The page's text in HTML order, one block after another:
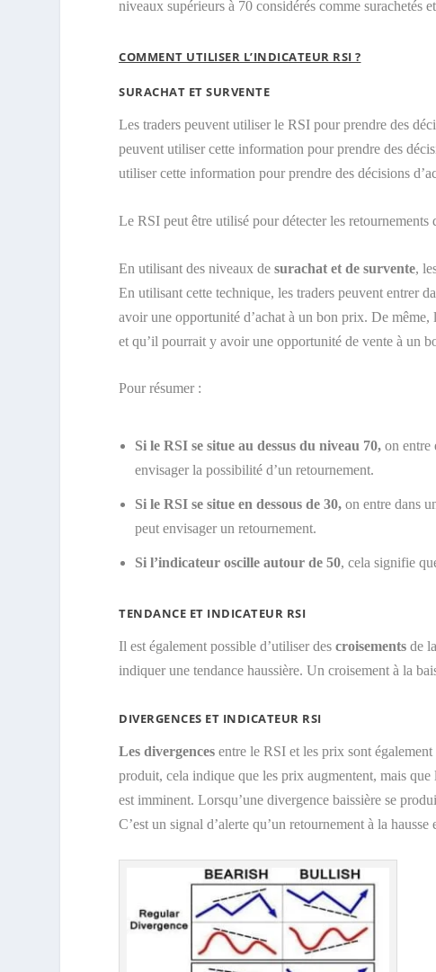
niveaux supérieurs à 70 considérés comme surachetés
COMMENT UTILISER L’INDICATEUR RSI ?
SURACHAT ET SURVENTE
Les traders peuvent utiliser le RSI pour prendre des
peuvent utiliser cette information pour prendre des
utiliser cette information pour prendre des décisions
Le RSI peut être utilisé pour détecter les retournements
En utilisant des niveaux de surachat et de survente,
En utilisant cette technique, les traders peuvent entrer
avoir une opportunité d’achat à un bon prix. De
et qu’il pourrait y avoir une opportunité de vente à un
Pour résumer :
Si le RSI se situe au dessus du niveau 70, on entre
envisager la possibilité d’un retournement.
Si le RSI se situe en dessous de 30, on entre dans
peut envisager un retournement.
Si l’indicateur oscille autour de 50, cela signifie
TENDANCE ET INDICATEUR RSI
Il est également possible d’utiliser des croisements de
indiquer une tendance haussière. Un croisement à la
DIVERGENCES ET INDICATEUR RSI
Les divergences entre le RSI et les prix sont
produit, cela indique que les prix augmentent, mais que
est imminent. Lorsqu’une divergence baissière se
C’est un signal d’alerte qu’un retournement à la hausse